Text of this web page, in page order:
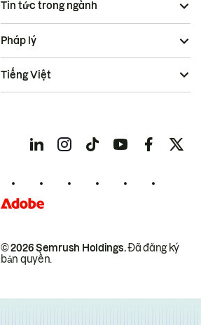
Tin tức trong ngành
© 2026 Semrush Holdings.Đã đăng ký
bản quyền.
Pháp lý
Tiếng Việt